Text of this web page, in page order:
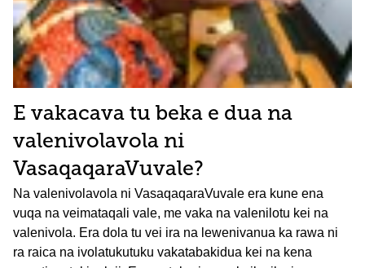
E vakacava tu beka e dua na
valenivolavola ni
VasaqaqaraVuvale?
Na valenivolavola ni VasaqaqaraVuvale era kune ena
vuqa na veimataqali vale, me vaka na valenilotu kei na
valenivola. Era dola tu vei ira na lewenivanua ka rawa ni
ra raica na ivolatukutuku vakatabakidua kei na kena